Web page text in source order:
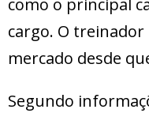
como o principal
cargo. O
mercado desde
Segundo